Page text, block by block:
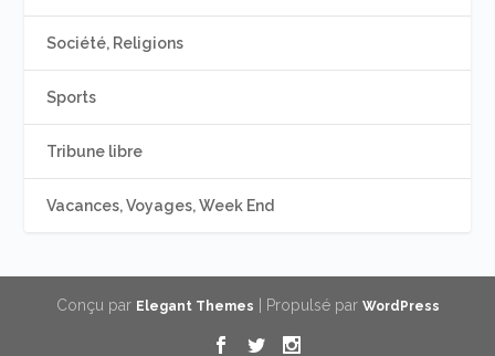
Société, Religions
Sports
Tribune libre
Vacances, Voyages, Week End
Conçu par Elegant Themes | Propulsé par WordPress